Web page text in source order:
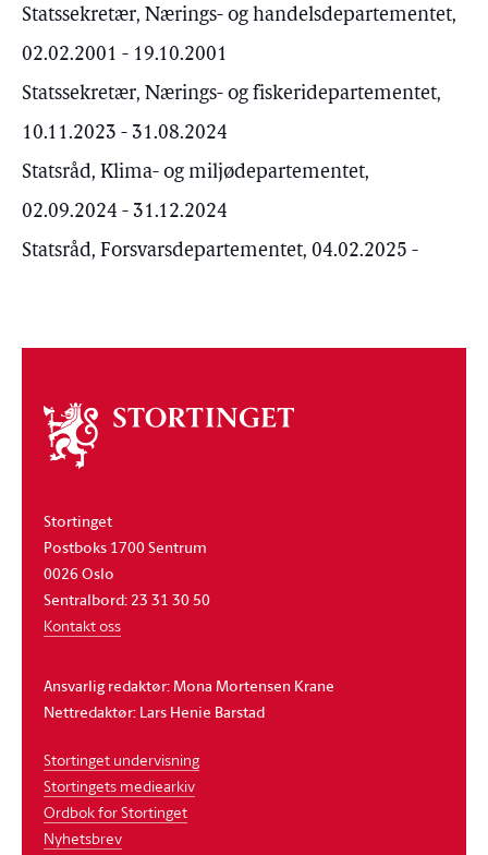
Statssekretær, Nærings- og handelsdepartementet,
02.02.2001 - 19.10.2001
Statssekretær, Nærings- og fiskeridepartementet,
10.11.2023 - 31.08.2024
Statsråd, Klima- og miljødepartementet,
02.09.2024 - 31.12.2024
Statsråd, Forsvarsdepartementet, 04.02.2025 -
Om
stortinget
Stortinget
Postboks 1700 Sentrum
0026 Oslo
Sentralbord: 23 31 30 50
Kontakt oss
Ansvarlig redaktør: Mona Mortensen Krane
Nettredaktør: Lars Henie Barstad
Stortinget undervisning
Stortingets mediearkiv
Ordbok for Stortinget
Nyhetsbrev